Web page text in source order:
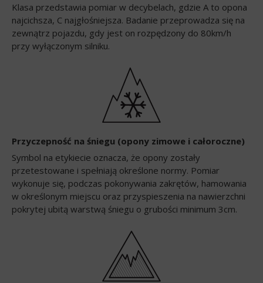
Klasa przedstawia pomiar w decybelach, gdzie A to opona
najcichsza, C najgłośniejsza. Badanie przeprowadza się na
zewnątrz pojazdu, gdy jest on rozpędzony do 80km/h
przy wyłączonym silniku.
Przyczepność na śniegu (opony zimowe i całoroczne)
Symbol na etykiecie oznacza, że opony zostały
przetestowane i spełniają określone normy. Pomiar
wykonuje się, podczas pokonywania zakrętów, hamowania
w określonym miejscu oraz przyspieszenia na nawierzchni
pokrytej ubitą warstwą śniegu o grubości minimum 3cm.